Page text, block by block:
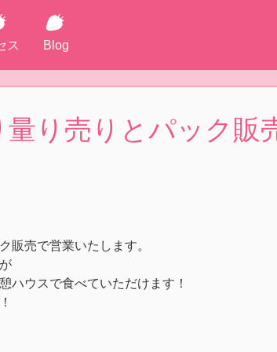
ス Blog
り売りとパック販
販売で営業いたします。
ハウスで食べていただけます！